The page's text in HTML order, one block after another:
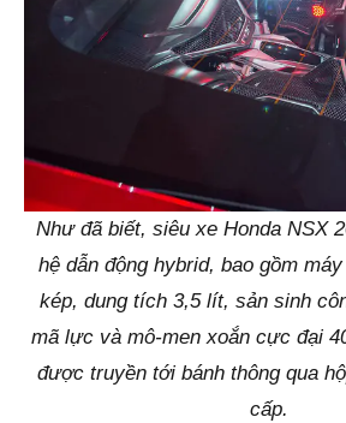
Như đã biết, siêu xe Honda NSX
hệ dẫn động hybrid, bao gồm
kép, dung tích 3,5 lít, sản sinh
mã lực và mô-men xoắn cực đại
được truyền tới bánh thông qua
cấp.